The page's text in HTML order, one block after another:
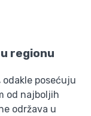
regionu
odakle posećuju
od najboljih
održava u